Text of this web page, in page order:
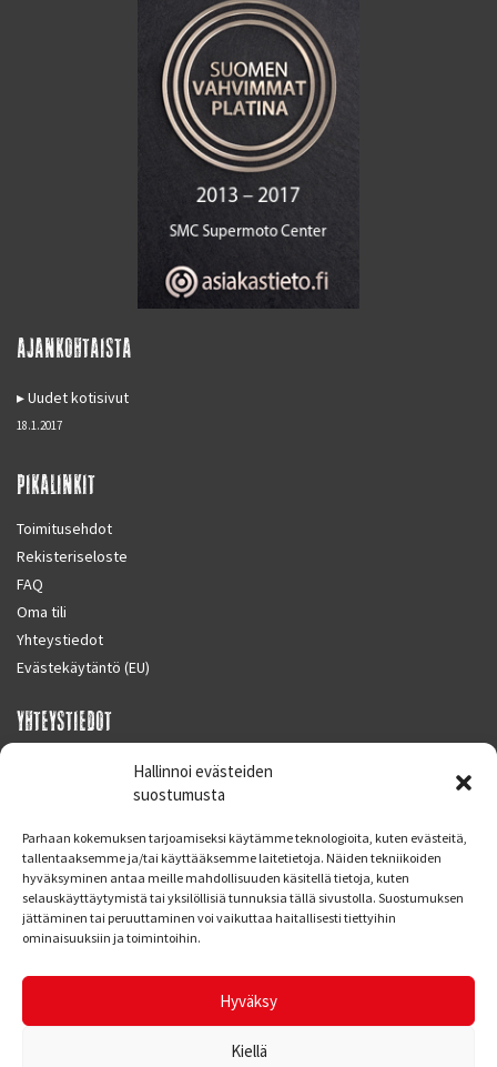
Hallinnoi evästeiden
suostumusta
Parhaan kokemuksen tarjoamiseksi käytämme teknologioita, kuten evästeitä,
tallentaaksemme ja/tai käyttääksemme laitetietoja. Näiden tekniikoiden
hyväksyminen antaa meille mahdollisuuden käsitellä tietoja, kuten
selauskäyttäytymistä tai yksilöllisiä tunnuksia tällä sivustolla. Suostumuksen
jättäminen tai peruuttaminen voi vaikuttaa haitallisesti tiettyihin
ominaisuuksiin ja toimintoihin.
Hyväksy
Kiellä
AJANKOHTAISTA
Uudet kotisivut
18.1.2017
PIKALINKIT
Toimitusehdot
Rekisteriseloste
FAQ
Oma tili
Yhteystiedot
Evästekäytäntö (EU)
YHTEYSTIEDOT
SUPERMOTO CENTER
Finland
Puh. 09 221 7088
info at supermotocenter.fi
Maanantai - Tiistai 09.00 - 17.00